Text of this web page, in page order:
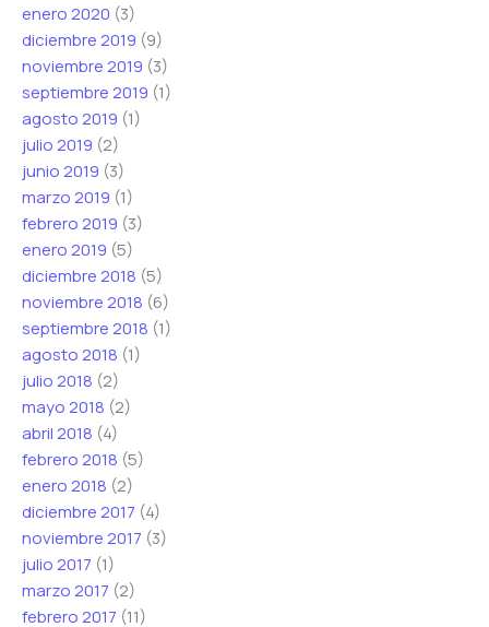
enero 2020 (3)
diciembre 2019 (9)
noviembre 2019 (3)
septiembre 2019 (1)
agosto 2019 (1)
julio 2019 (2)
junio 2019 (3)
marzo 2019 (1)
febrero 2019 (3)
enero 2019 (5)
diciembre 2018 (5)
noviembre 2018 (6)
septiembre 2018 (1)
agosto 2018 (1)
julio 2018 (2)
mayo 2018 (2)
abril 2018 (4)
febrero 2018 (5)
enero 2018 (2)
diciembre 2017 (4)
noviembre 2017 (3)
julio 2017 (1)
marzo 2017 (2)
febrero 2017 (11)